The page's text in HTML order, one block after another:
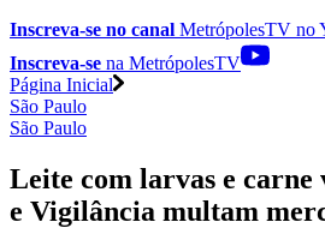
Inscreva-se no canal MetrópolesTV no
Inscreva-se na MetrópolesTV
Página Inicial
São Paulo
São Paulo
Leite com larvas e carne
e Vigilância multam